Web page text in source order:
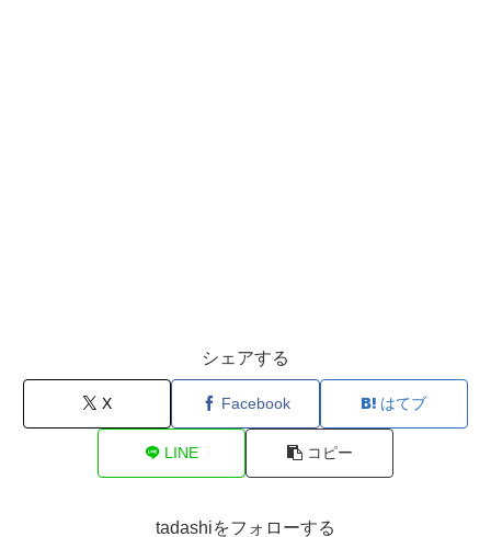
シェアする
X Facebook はてブ
LINE コピー
tadashiをフォローする